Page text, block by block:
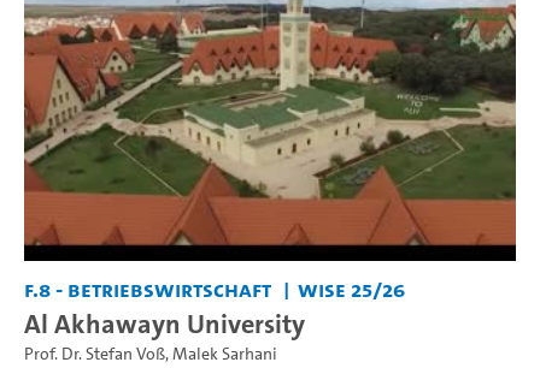
F.8 - Betriebswirtschaft WiSe 25/26
Al Akhawayn University
Prof. Dr. Stefan Voß,Malek Sarhani